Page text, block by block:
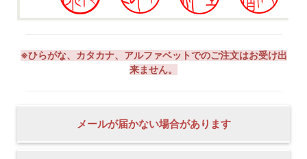
※ひらがな、カタカナ、アルファベットでのご注文はお受け出
来ません。
メールが届かない場合があります